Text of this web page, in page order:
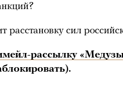
сил
рассылку